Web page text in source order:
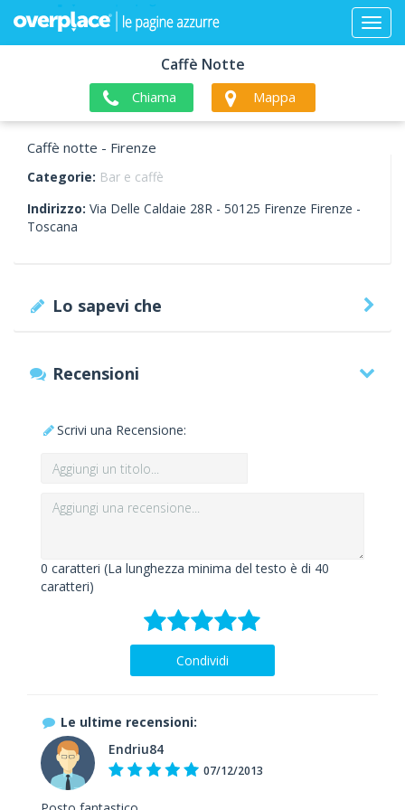
Caffè Notte
Chiama Mappa
Caffè notte - Firenze
Categorie: Bar e caffè
Indirizzo: Via Delle Caldaie 28R - 50125 Firenze Firenze -
Toscana
Lo sapevi che
Recensioni
Scrivi una Recensione:
0 caratteri (La lunghezza minima del testo è di 40
caratteri)
Condividi
Le ultime recensioni:
Endriu84
07/12/2013